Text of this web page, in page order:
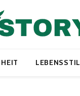
LEBENSSTIL